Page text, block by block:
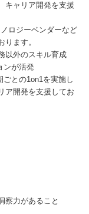
キャリア開発を支援
ロジーベンダーなど
ます。
以外のスキル育成
ンが活発
との1on1を実施し
ア開発を支援してお
察力があること